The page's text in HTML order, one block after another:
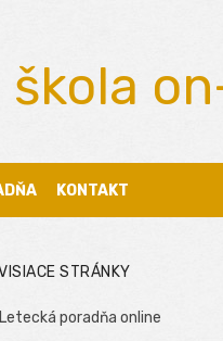
škola
KONTAKT
STRÁNKY
Letecká poradňa online